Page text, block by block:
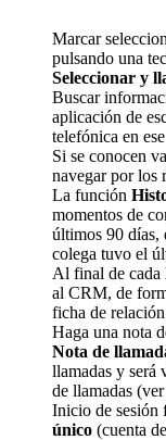
Marcar
pulsando una
Seleccionar y
Buscar
aplicación de
telefónica en
Si se conocen
navegar por los
La función
momentos de
últimos 90 días,
colega tuvo el
Al final de cada
al CRM, de
ficha de
Haga una nota
Nota de
llamadas y será
de llamadas
Inicio de sesión
único (cuenta